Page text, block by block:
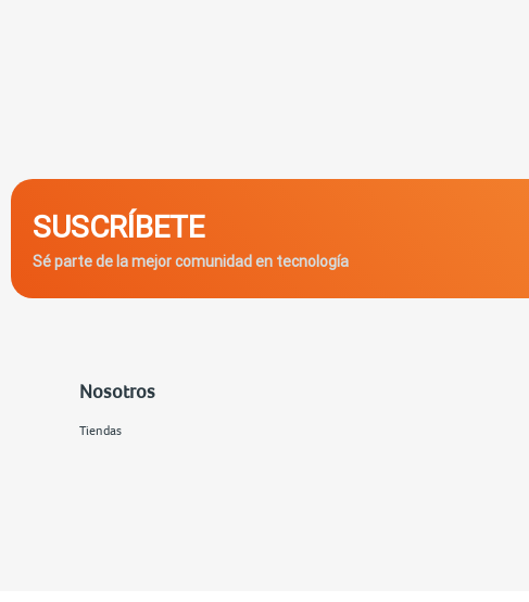
SUSCRÍBETE
Sé parte de la mejor comunidad en tecnología
Nosotros
Tiendas